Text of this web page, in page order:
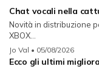
Chat vocali nella
Novità in distribuzione
XBOX...
Jo Val • 05/08/2026
Ecco gli ultimi